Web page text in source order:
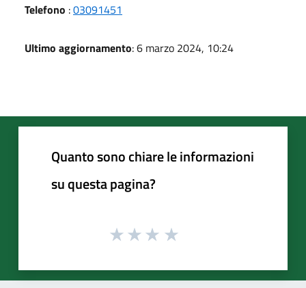
Telefono :03091451
Ultimo aggiornamento: 6 marzo 2024, 10:24
Quanto sono chiare le informazioni
su questa pagina?